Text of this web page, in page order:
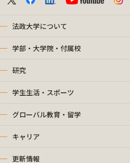
法政大学について
学部・大学院・付属校
研究
学生生活・スポーツ
グローバル教育・留学
キャリア
更新情報